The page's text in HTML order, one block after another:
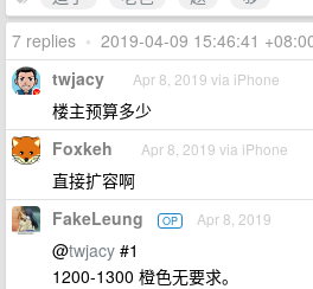
7 replies • 2019-04-09 15:46:41
twjacy Apr 8, 2019 via iPhone
楼主预算多少
Foxkeh Apr 8, 2019 via iPhone
直接扩容啊
FakeLeung OP Apr 8, 2019
@twjacy #1
1200-1300 橙色无要求。